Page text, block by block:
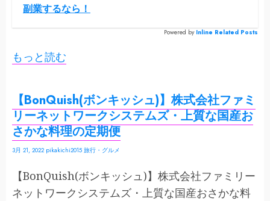
副業するなら！
Powered by Inline Related Posts
もっと読む
【BonQuish(ボンキッシュ)】株式会社ファミ
リーネットワークシステムズ・上質な国産お
さかな料理の定期便
3月 21, 2022 pikakichi2015 旅行・グルメ
【BonQuish(ボンキッシュ)】株式会社ファミリー
ネットワークシステムズ・上質な国産おさかな料